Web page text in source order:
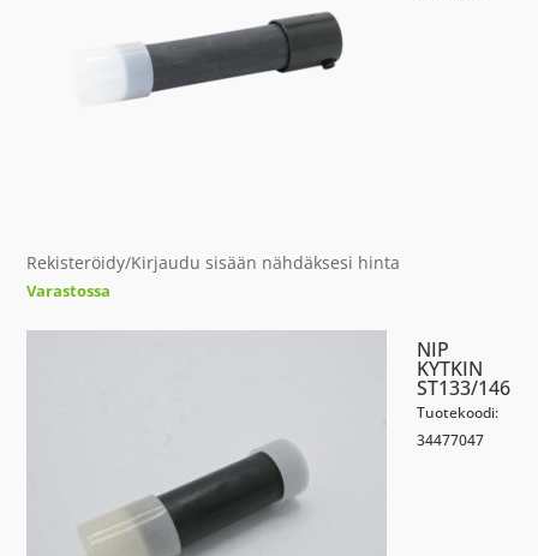
Rekisteröidy/Kirjaudu sisään nähdäksesi hinta
Varastossa
NIP
KYTKIN
ST133/146
Tuotekoodi:
34477047